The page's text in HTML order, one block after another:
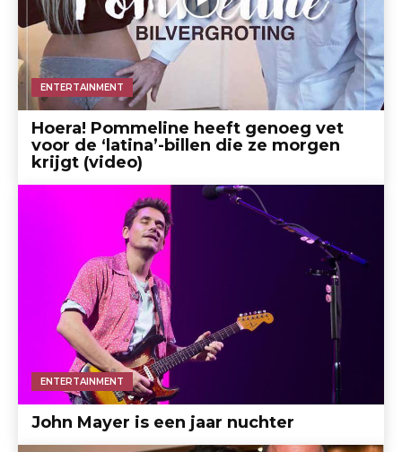
ENTERTAINMENT
Hoera! Pommeline heeft genoeg vet
voor de ‘latina’-billen die ze morgen
krijgt (video)
ENTERTAINMENT
John Mayer is een jaar nuchter